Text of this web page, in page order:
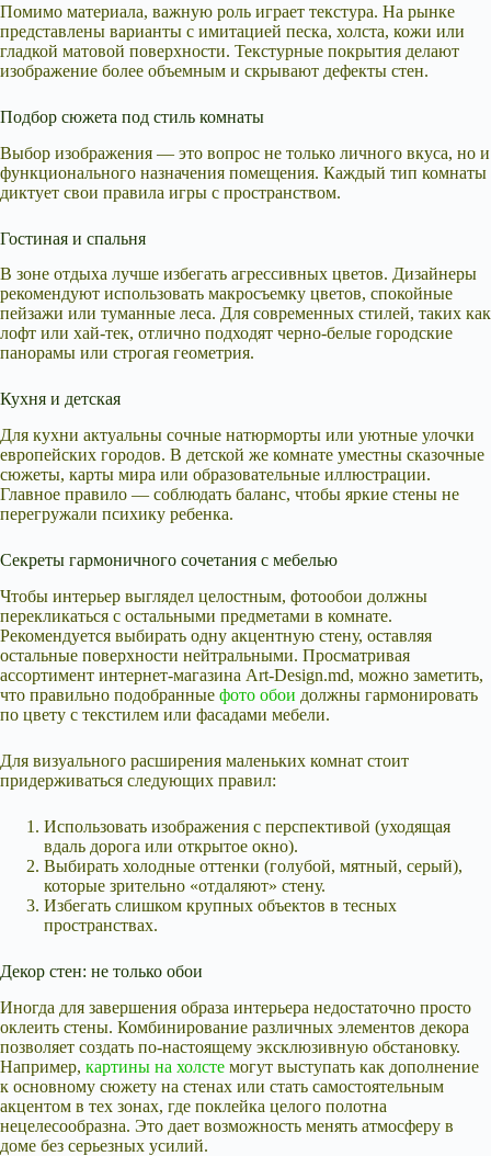
Помимо материала, важную роль играет текстура. На рынке
представлены варианты с имитацией песка, холста, кожи или
гладкой матовой поверхности. Текстурные покрытия делают
изображение более объемным и скрывают дефекты стен.
Подбор сюжета под стиль комнаты
Выбор изображения — это вопрос не только личного вкуса, но и
функционального назначения помещения. Каждый тип комнаты
диктует свои правила игры с пространством.
Гостиная и спальня
В зоне отдыха лучше избегать агрессивных цветов. Дизайнеры
рекомендуют использовать макросъемку цветов, спокойные
пейзажи или туманные леса. Для современных стилей, таких как
лофт или хай-тек, отлично подходят черно-белые городские
панорамы или строгая геометрия.
Кухня и детская
Для кухни актуальны сочные натюрморты или уютные улочки
европейских городов. В детской же комнате уместны сказочные
сюжеты, карты мира или образовательные иллюстрации.
Главное правило — соблюдать баланс, чтобы яркие стены не
перегружали психику ребенка.
Секреты гармоничного сочетания с мебелью
Чтобы интерьер выглядел целостным, фотообои должны
перекликаться с остальными предметами в комнате.
Рекомендуется выбирать одну акцентную стену, оставляя
остальные поверхности нейтральными. Просматривая
ассортимент интернет-магазина Art-Design.md, можно заметить,
что правильно подобранные фото обои должны гармонировать
по цвету с текстилем или фасадами мебели.
Для визуального расширения маленьких комнат стоит
придерживаться следующих правил:
Использовать изображения с перспективой (уходящая
вдаль дорога или открытое окно).
Выбирать холодные оттенки (голубой, мятный, серый),
которые зрительно «отдаляют» стену.
Избегать слишком крупных объектов в тесных
пространствах.
Декор стен: не только обои
Иногда для завершения образа интерьера недостаточно просто
оклеить стены. Комбинирование различных элементов декора
позволяет создать по-настоящему эксклюзивную обстановку.
Например, картины на холсте могут выступать как дополнение
к основному сюжету на стенах или стать самостоятельным
акцентом в тех зонах, где поклейка целого полотна
нецелесообразна. Это дает возможность менять атмосферу в
доме без серьезных усилий.